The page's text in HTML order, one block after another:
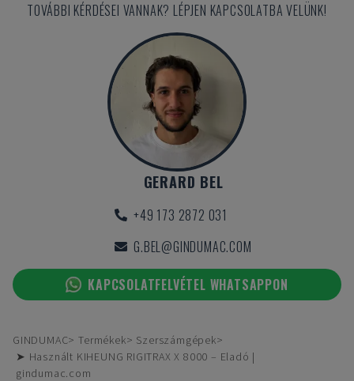
TOVÁBBI KÉRDÉSEI VANNAK? LÉPJEN KAPCSOLATBA VELÜNK!
GERARD BEL
+49 173 2872 031
G.BEL@GINDUMAC.COM
KAPCSOLATFELVÉTEL WHATSAPPON
GINDUMAC Termékek
Szerszámgépek
➤ Használt KIHEUNG RIGITRAX X 8000 – Eladó |
gindumac.com